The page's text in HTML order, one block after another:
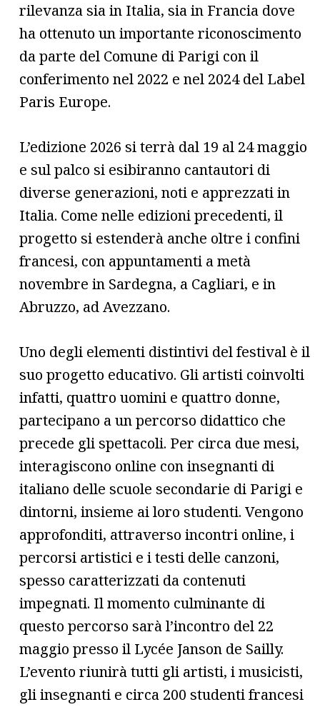
rilevanza sia in Italia, sia in Francia dove
ha ottenuto un importante riconoscimento
da parte del Comune di Parigi con il
conferimento nel 2022 e nel 2024 del Label
Paris Europe.
L’edizione 2026 si terrà dal 19 al 24 maggio
e sul palco si esibiranno cantautori di
diverse generazioni, noti e apprezzati in
Italia. Come nelle edizioni precedenti, il
progetto si estenderà anche oltre i confini
francesi, con appuntamenti a metà
novembre in Sardegna, a Cagliari, e in
Abruzzo, ad Avezzano.
Uno degli elementi distintivi del festival è il
suo progetto educativo. Gli artisti coinvolti
infatti, quattro uomini e quattro donne,
partecipano a un percorso didattico che
precede gli spettacoli. Per circa due mesi,
interagiscono online con insegnanti di
italiano delle scuole secondarie di Parigi e
dintorni, insieme ai loro studenti. Vengono
approfonditi, attraverso incontri online, i
percorsi artistici e i testi delle canzoni,
spesso caratterizzati da contenuti
impegnati. Il momento culminante di
questo percorso sarà l’incontro del 22
maggio presso il Lycée Janson de Sailly.
L’evento riunirà tutti gli artisti, i musicisti,
gli insegnanti e circa 200 studenti francesi